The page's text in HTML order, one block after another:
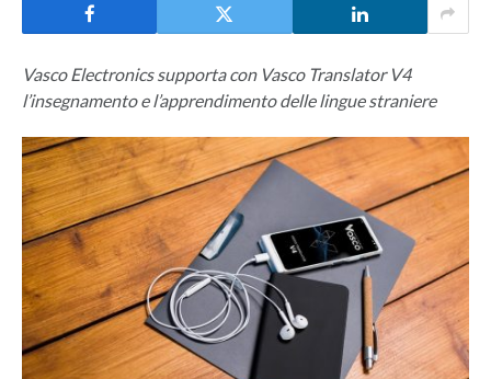
Vasco Electronics supporta con Vasco Translator V4
l’insegnamento e l’apprendimento delle lingue straniere